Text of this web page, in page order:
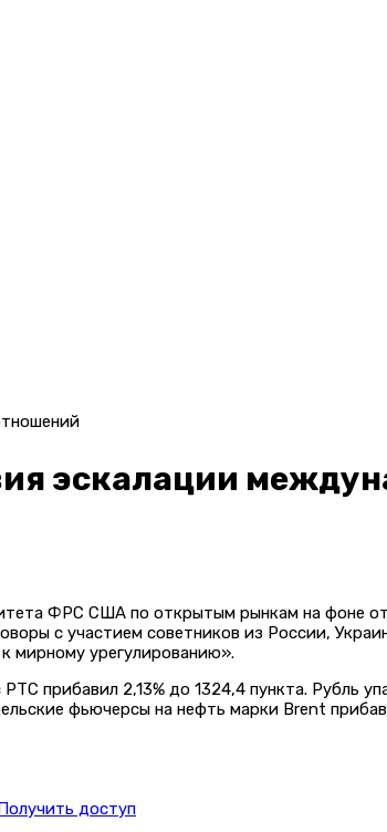
эскалации
ФРС США по открытым рынкам на фоне
с участием советников из России,
мирному урегулированию».
прибавил 2,13% до 1324,4 пункта. Рубль
фьючерсы на нефть марки Brent
доступ